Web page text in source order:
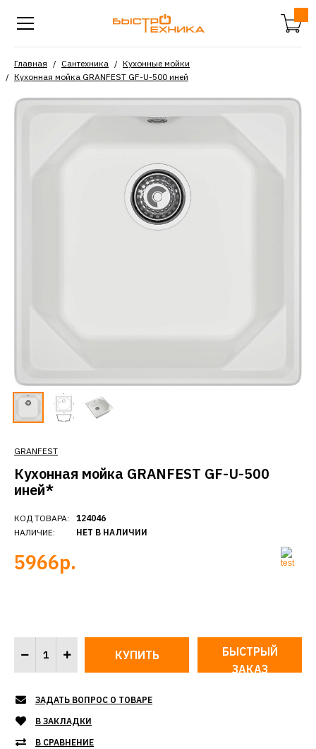
Главная Сантехника
Кухонные мойки
Кухонная мойка GRANFEST GF-U-500 иней
GRANFEST
Кухонная мойка GRANFEST GF-U-500
иней*
КОД ТОВАРА:
НАЛИЧИЕ:
124046
НЕТ В НАЛИЧИИ
5966р.
БЫСТРЫЙ
ЗАКАЗ
ЗАДАТЬ ВОПРОС О ТОВАРЕ
В ЗАКЛАДКИ
В СРАВНЕНИЕ